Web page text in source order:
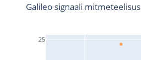
25
Galileo signaali mitmeteelisus